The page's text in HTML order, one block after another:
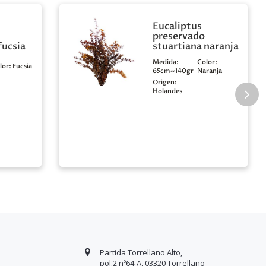
Fucsia
Eucaliptus
preservado
stuartiana naranja
Medida:
65cm~140gr
Color:
Naranja
Origen:
Holandes
Partida Torrellano Alto,
pol.2 nº64-A, 03320 Torrellano